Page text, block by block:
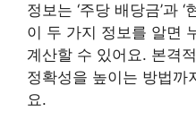
정보는 ‘주당 배당금’과
이 두 가지 정보를 알면
계산할 수 있어요. 본격
정확성을 높이는 방법까
요.